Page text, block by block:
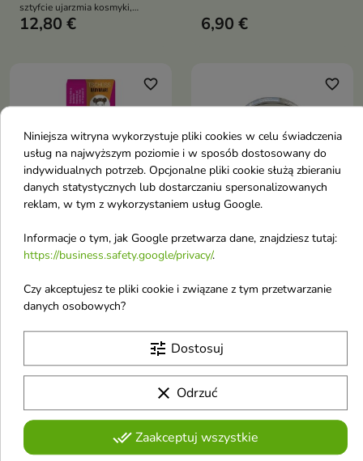
Kosmetyki do stylizacji włosów
Kremy i żele do loków
sztyfcie ujarzmia kosmyki,
wygładza i nabłyszcza dzięki
12,80 € 6,90 €

favorite_border
Isana Sztyft do
układania Babyhair 10
ml
Niezastąpiona pomoc w walce z
7,70 €
favorite_border
Isana Men Wosk do
włosów dla mężczyzn
Power 75 ml
4,01 €
Pokazano 1-4 z 4 pozycji
Niniejsza witryna wykorzystuje pliki cookies w celu świadczenia
usług na najwyższym poziomie i w sposób dostosowany do
indywidualnych potrzeb. Opcjonalne pliki cookie służą zbieraniu
danych statystycznych lub dostarczaniu spersonalizowanych
reklam, w tym z wykorzystaniem usług Google.
Informacje o tym, jak Google przetwarza dane, znajdziesz tutaj:
https://business.safety.google/privacy/.
Czy akceptujesz te pliki cookie i związane z tym przetwarzanie
danych osobowych?
tune Dostosuj
clear Odrzuć
done_allZaakceptuj wszystkie